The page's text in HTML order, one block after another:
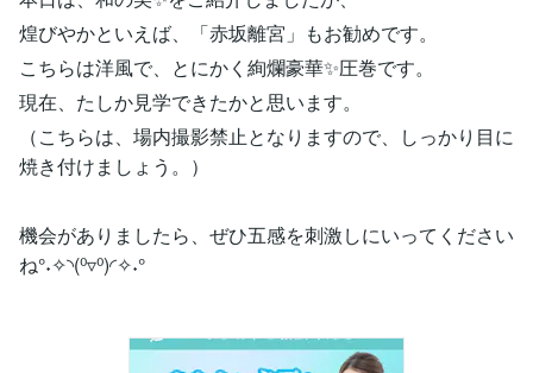
煌びやかといえば、「赤坂離宮」もお勧めです。
こちらは洋風で、とにかく絢爛豪華✨圧巻です。
現在、たしか見学できたかと思います。
（こちらは、場内撮影禁止となりますので、しっかり目に
焼き付けましょう。）
機会がありましたら、ぜひ五感を刺激しにいってください
ね°˖✧◝(⁰▿⁰)◜✧˖°